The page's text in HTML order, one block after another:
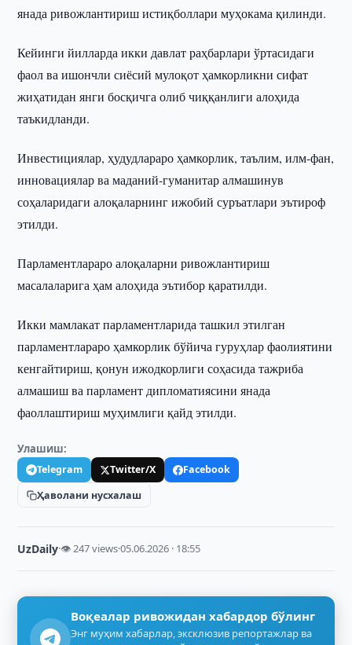
янада ривожлантириш истиқболлари муҳокама қилинди.
Кейинги йилларда икки давлат раҳбарлари ўртасидаги
фаол ва ишончли сиёсий мулоқот ҳамкорликни сифат
жиҳатидан янги босқичга олиб чиққанлиги алоҳида
таъкидланди.
Инвестициялар, ҳудудлараро ҳамкорлик, таълим, илм-фан,
инновациялар ва маданий-гуманитар алмашинув
соҳаларидаги алоқаларнинг ижобий суръатлари эътироф
этилди.
Парламентлараро алоқаларни ривожлантириш
масалаларига ҳам алоҳида эътибор қаратилди.
Икки мамлакат парламентларида ташкил этилган
парламентлараро ҳамкорлик бўйича гуруҳлар фаолиятини
кенгайтириш, қонун ижодкорлиги соҳасида тажриба
алмашиш ва парламент дипломатиясини янада
фаоллаштириш муҳимлиги қайд этилди.
Улашиш:
Telegram Twitter/X
Facebook
Ҳаволани нусхалаш
UzDaily·👁 247 views·05.06.2026 · 18:55
Воқеалар ривожидан хабардор бўлинг
Энг муҳим хабарлар, эксклюзив репортажлар ва